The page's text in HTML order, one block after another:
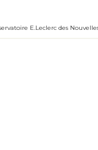
E.Leclerc des